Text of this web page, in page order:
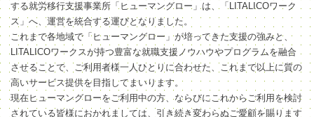
する就労移行支援事業所「ヒューマングロー」は、「LITALICOワーク
ス」へ、運営を統合する運びとなりました。
これまで各地域で「ヒューマングロー」が培ってきた支援の強みと、
LITALICOワークスが持つ豊富な就職支援ノウハウやプログラムを融合
させることで、ご利用者様一人ひとりに合わせた、これまで以上に質の
高いサービス提供を目指してまいります。
現在ヒューマングローをご利用中の方、ならびにこれからご利用を検討
されている皆様におかれましては、引き続き変わらぬご愛顧を賜ります